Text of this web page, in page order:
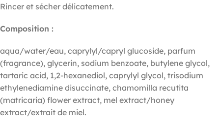
Rincer et sécher délicatement.
Composition :
aqua/water/eau, caprylyl/capryl glucoside, parfum
(fragrance), glycerin, sodium benzoate, butylene glycol,
tartaric acid, 1,2-hexanediol, caprylyl glycol, trisodium
ethylenediamine disuccinate, chamomilla recutita
(matricaria) flower extract, mel extract/honey
extract/extrait de miel.